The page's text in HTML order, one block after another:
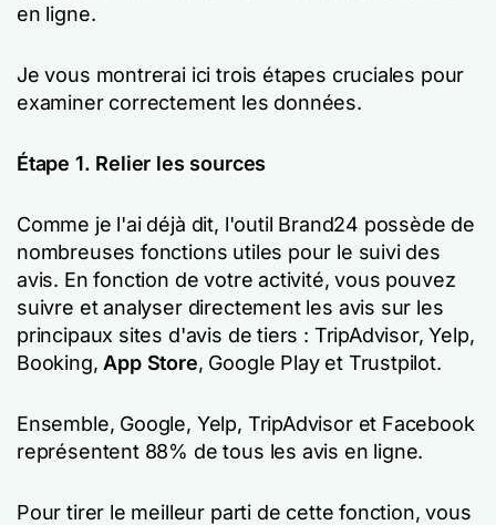
en ligne.
Je vous montrerai ici trois étapes cruciales pour
examiner correctement les données.
Étape 1. Relier les sources
Comme je l'ai déjà dit, l'outil Brand24 possède de
nombreuses fonctions utiles pour le suivi des
avis. En fonction de votre activité, vous pouvez
suivre et analyser directement les avis sur les
principaux sites d'avis de tiers : TripAdvisor, Yelp,
Booking, App Store, Google Play et Trustpilot.
Ensemble, Google, Yelp, TripAdvisor et Facebook
représentent 88% de tous les avis en ligne.
Pour tirer le meilleur parti de cette fonction, vous